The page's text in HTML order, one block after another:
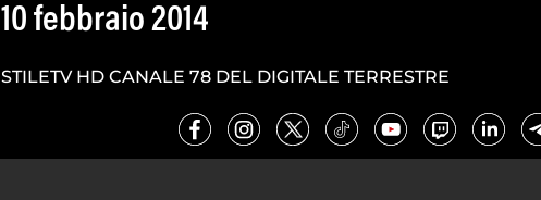
10 febbraio 2014
STILETV HD CANALE 78 DEL DIGITALE TERRESTRE